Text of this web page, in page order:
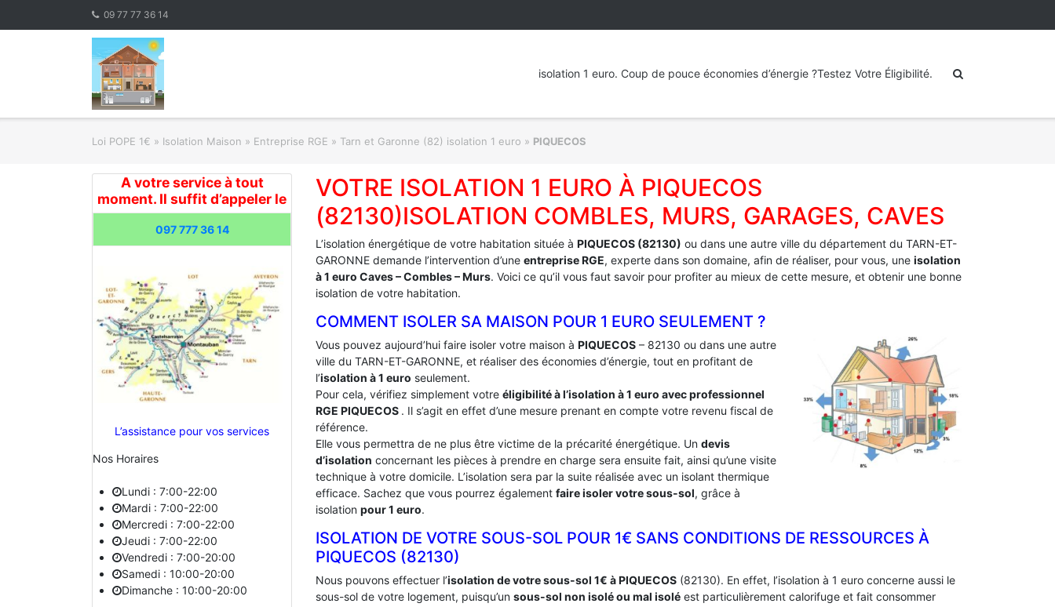
09 77 77 36 14
isolation 1 euro. Coup de pouce économies d’énergie ?Testez Votre Éligibilité.
Loi POPE 1€ » Isolation Maison » Entreprise RGE » Tarn et Garonne (82) isolation 1 euro » PIQUECOS
A votre service à tout
moment. Il suffit d’appeler le
097 777 36 14
L’assistance pour vos services
Nos Horaires
Lundi : 7:00-22:00
Mardi : 7:00-22:00
Mercredi : 7:00-22:00
Jeudi : 7:00-22:00
Vendredi : 7:00-20:00
Samedi : 10:00-20:00
Dimanche : 10:00-20:00
VOTRE ISOLATION 1 EURO À PIQUECOS
(82130)ISOLATION COMBLES, MURS, GARAGES, CAVES
L’isolation énergétique de votre habitation située à PIQUECOS (82130) ou dans une autre ville du département du TARN-ET-
GARONNE demande l’intervention d’une entreprise RGE, experte dans son domaine, afin de réaliser, pour vous, une isolation
à 1 euro Caves – Combles – Murs. Voici ce qu’il vous faut savoir pour profiter au mieux de cette mesure, et obtenir une bonne
isolation de votre habitation.
COMMENT ISOLER SA MAISON POUR 1 EURO SEULEMENT ?
Vous pouvez aujourd’hui faire isoler votre maison à PIQUECOS – 82130 ou dans une autre
ville du TARN-ET-GARONNE, et réaliser des économies d’énergie, tout en profitant de
l’isolation à 1 euro seulement.
Pour cela, vérifiez simplement votre éligibilité à l’isolation à 1 euro avec professionnel
RGE PIQUECOS . Il s’agit en effet d’une mesure prenant en compte votre revenu fiscal de
référence.
Elle vous permettra de ne plus être victime de la précarité énergétique. Un devis
d’isolation concernant les pièces à prendre en charge sera ensuite fait, ainsi qu’une visite
technique à votre domicile. L’isolation sera par la suite réalisée avec un isolant thermique
efficace. Sachez que vous pourrez également faire isoler votre sous-sol, grâce à
isolation pour 1 euro.
ISOLATION DE VOTRE SOUS-SOL POUR 1€ SANS CONDITIONS DE RESSOURCES À
‎PIQUECOS (82130)
Nous pouvons effectuer l’isolation de votre sous-sol 1€ à PIQUECOS (82130). En effet, l’isolation à 1 euro concerne aussi le
sous-sol de votre logement, puisqu’un sous-sol non isolé ou mal isolé est particulièrement calorifuge et fait consommer